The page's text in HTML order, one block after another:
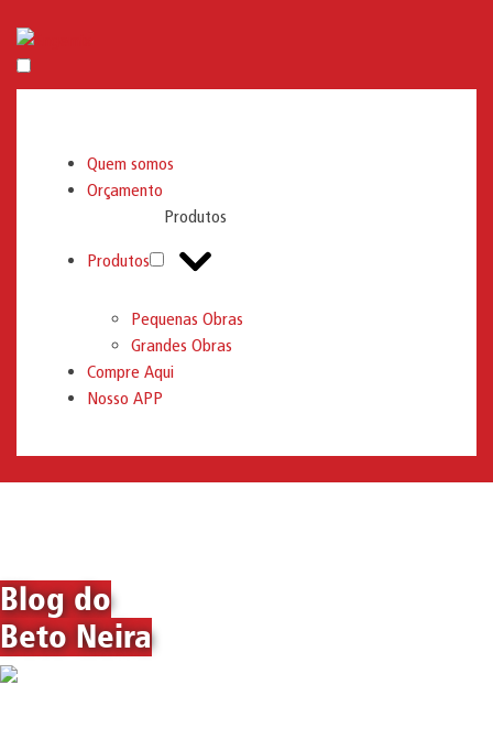
Engemix
Quem somos
Orçamento
Produtos
Produtos
Pequenas Obras
Grandes Obras
Compre Aqui
Nosso APP
Blog do
Beto Neira